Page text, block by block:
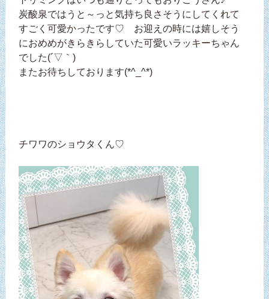
炭酸泉ではうと～っと気持ち良さそうにしてくれて
すごく可愛かったです♡ お迎えの時には嬉しそう
におめめがきらきらしていた可愛いラッキーちゃん
でした(´▽｀)
またお待ちしております(*^_^*)
チワワのショウタくん♡